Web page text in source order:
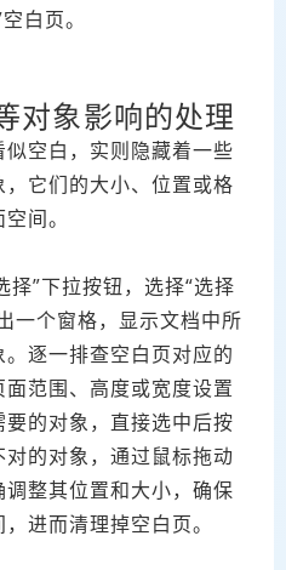
白页。
对象影响的处理
空白，实则隐藏着一些
它们的大小、位置或格
间。
择”下拉按钮，选择“选择
一个窗格，显示文档中所
逐一排查空白页对应的
范围、高度或宽度设置
的对象，直接选中后按
的对象，通过鼠标拖动
整其位置和大小，确保
进而清理掉空白页。